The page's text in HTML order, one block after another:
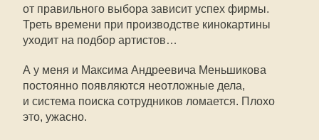
от правильного выбора зависит успех фирмы.
Треть времени при производстве кинокартины
уходит на подбор артистов…
А у меня и Максима Андреевича Меньшикова
постоянно появляются неотложные дела,
и система поиска сотрудников ломается. Плохо
это, ужасно.